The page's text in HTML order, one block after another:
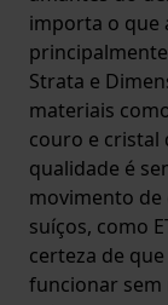
importa o que
Strata e
materiais
couro e cristal
qualidade é
movimento
suíços, como
certeza de
funcionar